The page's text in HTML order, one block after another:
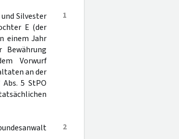
1
Silvester
E (der
einem Jahr
Vorwurf
an der
Abs. 5 StPO
2